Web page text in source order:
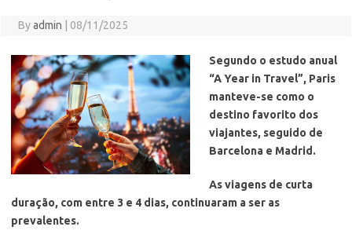
Byadmin 08/11/2025
Segundo o estudo anual
“A Year in Travel”, Paris
manteve-se como o
destino favorito dos
viajantes, seguido de
Barcelona e Madrid.
As viagens de curta
duração, com entre 3 e 4 dias, continuaram a ser as
prevalentes.